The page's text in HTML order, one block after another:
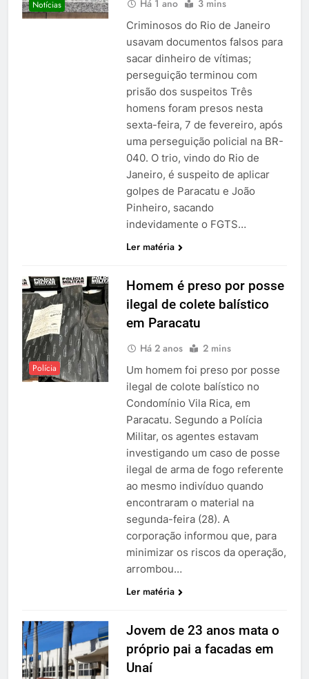
Notícias Há 1 ano 3 mins
Criminosos do Rio de Janeiro
usavam documentos falsos para
sacar dinheiro de vítimas;
perseguição terminou com
prisão dos suspeitos Três
homens foram presos nesta
sexta-feira, 7 de fevereiro, após
uma perseguição policial na BR-
040. O trio, vindo do Rio de
Janeiro, é suspeito de aplicar
golpes de Paracatu e João
Pinheiro, sacando
indevidamente o FGTS…
Ler matéria
Polícia
Homem é preso por posse
ilegal de colete balístico
em Paracatu
Há 2 anos 2 mins
Um homem foi preso por posse
ilegal de colote balístico no
Condomínio Vila Rica, em
Paracatu. Segundo a Polícia
Militar, os agentes estavam
investigando um caso de posse
ilegal de arma de fogo referente
ao mesmo indivíduo quando
encontraram o material na
segunda-feira (28). A
corporação informou que, para
minimizar os riscos da operação,
arrombou…
Ler matéria
Jovem de 23 anos mata o
próprio pai a facadas em
Unaí